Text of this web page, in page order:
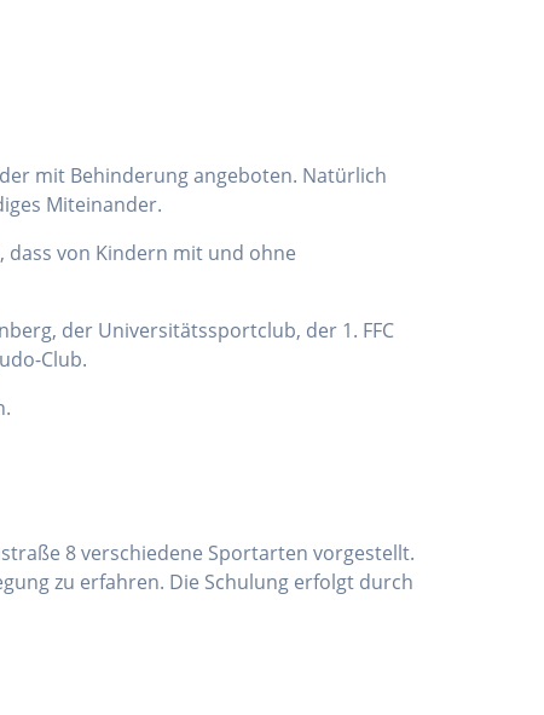
mit Behinderung angeboten. Natürlich
Miteinander.
von Kindern mit und ohne
der Universitätssportclub, der 1. FFC
Club.
8 verschiedene Sportarten vorgestellt.
zu erfahren. Die Schulung erfolgt durch